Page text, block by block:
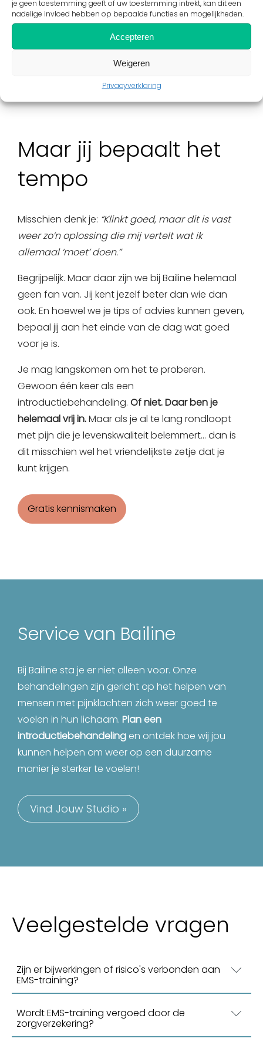
je geen toestemming geeft of uw toestemming intrekt, kan dit een
nadelige invloed hebben op bepaalde functies en mogelijkheden.
Accepteren
Weigeren
Privacyverklaring
doorbloeden, afvalstoffen afvoeren,
ontstekinkjes wegwerken, etc.
Het resultaat? Minder pijn. Minder kramp. En een
“Goh, dit voelt eigenlijk best
Maar jij bepaalt het
tempo
Misschien denk je: “Klinkt goed, maar dit is vast
weer zo’n oplossing die mij vertelt wat ik
allemaal ‘moet’ doen.”
Begrijpelijk. Maar daar zijn we bij Bailine helemaal
geen fan van. Jij kent jezelf beter dan wie dan
ook. En hoewel we je tips of advies kunnen geven,
bepaal jij aan het einde van de dag wat goed
voor je is.
Je mag langskomen om het te proberen.
Gewoon één keer als een
introductiebehandeling. Of niet. Daar ben je
helemaal vrij in.Maar als je al te lang rondloopt
met pijn die je levenskwaliteit belemmert… dan is
dit misschien wel het vriendelijkste zetje dat je
kunt krijgen.
Gratis kennismaken
Service van Bailine
Bij Bailine sta je er niet alleen voor. Onze
behandelingen zijn gericht op het helpen van
mensen met pijnklachten zich weer goed te
voelen in hun lichaam. Plan een
introductiebehandeling en ontdek hoe wij jou
kunnen helpen om weer op een duurzame
manier je sterker te voelen!
Vind Jouw Studio »
Veelgestelde vragen
Zijn er bijwerkingen of risico's verbonden aan
EMS-training?
EMS-training is over het algemeen veilig en
wetenschappelijk ondersteund als een
Wordt EMS-training vergoed door de
zorgverzekering?